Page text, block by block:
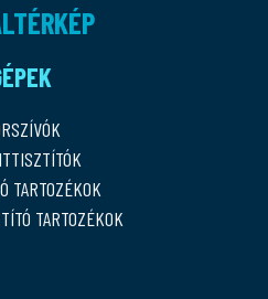
TARTOZÉKOK
TARTOZÉKOK